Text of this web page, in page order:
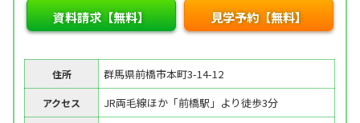
資料請求【無料】 見学予約【無料】
住所 群馬県前橋市本町3-14-12
アクセス JR両毛線ほか「前橋駅」より徒歩3分